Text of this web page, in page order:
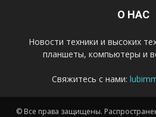
О НАС
Новости техники и высоких
планшеты, компьютеры и
Свяжитесь с нами:
© Все права защищены.